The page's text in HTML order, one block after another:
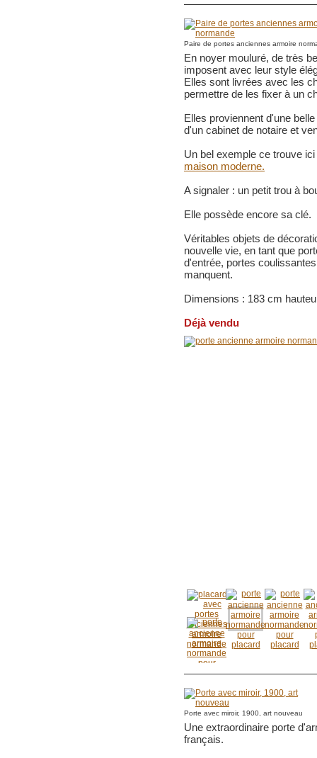
Paire de portes anciennes armoire
En noyer mouluré, de très
imposent avec leur style
Elles sont livrées avec les
permettre de les fixer à un
Elles proviennent d'une
d'un cabinet de notaire et
Un bel exemple ce trouve
maison moderne.
A signaler : un petit trou à
Elle possède encore sa clé.
Véritables objets de
nouvelle vie, en tant que
d'entrée, portes
manquent.
Dimensions : 183 cm
Déjà vendu
Porte avec miroir, 1900, art nouveau
Une extraordinaire porte
français.